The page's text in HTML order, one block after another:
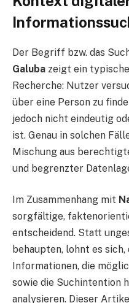
Der Begriff bzw. das
Galuba zeigt ein
Recherche: Nutzer
über eine Person zu
jedoch nicht eindeutig
ist. Genau in solchen
Mischung aus
und begrenzter
Im Zusammenhang mit
sorgfältige,
entscheidend. Statt
behaupten, lohnt es
Informationen, die
sowie die Suchintention
analysieren. Dieser